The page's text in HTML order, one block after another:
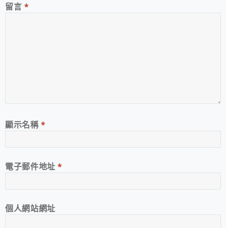
留言 *
顯示名稱*
電子郵件地址*
個人網站網址